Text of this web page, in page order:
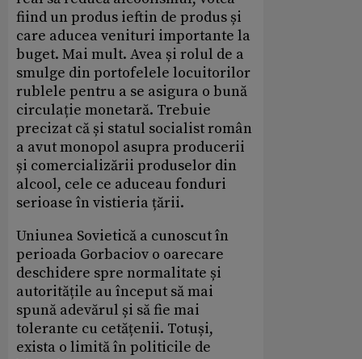
fiind un produs ieftin de produs și
care aducea venituri importante la
buget. Mai mult. Avea și rolul de a
smulge din portofelele locuitorilor
rublele pentru a se asigura o bună
circulație monetară. Trebuie
precizat că și statul socialist român
a avut monopol asupra producerii
și comercializării produselor din
alcool, cele ce aduceau fonduri
serioase în vistieria țării.
Uniunea Sovietică a cunoscut în
perioada Gorbaciov o oarecare
deschidere spre normalitate și
autoritățile au început să mai
spună adevărul și să fie mai
tolerante cu cetățenii. Totuși,
exista o limită în politicile de